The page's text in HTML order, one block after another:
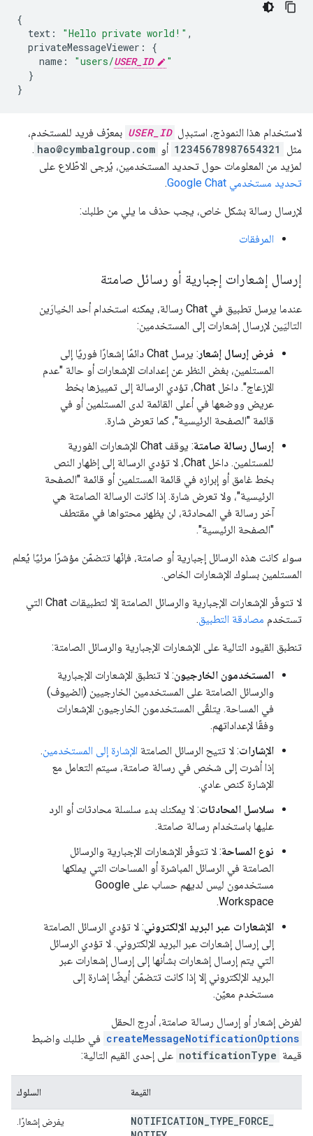
{
text : "Hello private world!" ,
privateMessageViewer :
{
name : "users/USER_ID
"
}
}
لاستخدام هذا النموذج، استبدِل USER_ID بمعرّف فريد للمستخدم،
مثل
12345678987654321 أو hao@cymbalgroup.com
.
لمزيد من المعلومات حول تحديد المستخدمين، يُرجى الاطّلاع على
تحديد مستخدمي Google Chat
.
لإرسال رسالة بشكل خاص، يجب حذف ما يلي من طلبك:
المرفقات
إرسال إشعارات إجبارية أو رسائل صامتة
عندما يرسل تطبيق في Chat رسالة، يمكنه استخدام أحد الخيارَين
التاليَين لإرسال إشعارات إلى المستخدمين:
فرض إرسال إشعار
: يرسل Chat دائمًا إشعارًا فوريًا إلى
المستلمين، بغض النظر عن إعدادات الإشعارات أو حالة "عدم
الإزعاج". داخل Chat، تؤدي الرسالة إلى تمييزها بخط
عريض ووضعها في أعلى القائمة لدى المستلمين أو في
قائمة "الصفحة الرئيسية"، كما تعرض شارة.
إرسال رسالة صامتة
: يوقف Chat الإشعارات الفورية
للمستلمين. داخل Chat، لا تؤدي الرسالة إلى إظهار النص
بخط غامق أو إبرازه في قائمة المستلمين أو قائمة "الصفحة
الرئيسية"، ولا تعرض شارة. إذا كانت الرسالة الصامتة هي
آخر رسالة في المحادثة، لن يظهر محتواها في مقتطف
"الصفحة الرئيسية".
سواء كانت هذه الرسائل إجبارية أو صامتة، فإنّها تتضمّن مؤشرًا مرئيًا يُعلم
المستلمين بسلوك الإشعارات الخاص.
لا تتوفّر الإشعارات الإجبارية والرسائل الصامتة إلا لتطبيقات Chat التي
تستخدم مصادقة التطبيق.
تنطبق القيود التالية على الإشعارات الإجبارية والرسائل الصامتة:
المستخدمون الخارجيون: لا تنطبق الإشعارات الإجبارية
والرسائل الصامتة على المستخدمين الخارجيين (الضيوف)
في المساحة. يتلقّى المستخدمون الخارجيون الإشعارات
وفقًا لإعداداتهم.
الإشارات: لا تتيح الرسائل الصامتة الإشارة إلى المستخدمين.
إذا أشرت إلى شخص في رسالة صامتة، سيتم التعامل مع
الإشارة كنص عادي.
سلاسل المحادثات: لا يمكنك بدء سلسلة محادثات أو الرد
عليها باستخدام رسالة صامتة.
نوع المساحة: لا تتوفّر الإشعارات الإجبارية والرسائل
الصامتة في الرسائل المباشرة أو المساحات التي يملكها
مستخدمون ليس لديهم حساب على Google
Workspace.
الإشعارات عبر البريد الإلكتروني: لا تؤدي الرسائل الصامتة
إلى إرسال إشعارات عبر البريد الإلكتروني. لا تؤدي الرسائل
التي يتم إرسال إشعارات بشأنها إلى إرسال إشعارات عبر
البريد الإلكتروني إلا إذا كانت تتضمّن أيضًا إشارة إلى
مستخدم معيّن.
لفرض إشعار أو إرسال رسالة صامتة، أدرِج الحقل
createMessageNotificationOptions في طلبك واضبط
قيمة notificationType على إحدى القيم التالية:
القيمة السلوك
NOTIFICATION TYPE FORCE يفرض إشعارًا.